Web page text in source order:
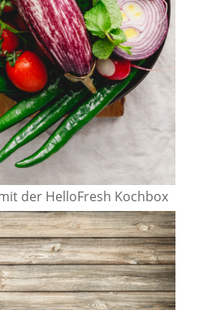
der HelloFresh Kochbox